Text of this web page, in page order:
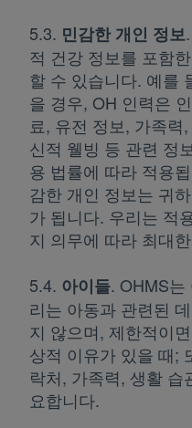
5.3. 민감한 개인 정보
적 건강 정보를 포함
할 수 있습니다. 예를
을 경우, OH 인력은
료, 유전 정보, 가족력
신적 웰빙 등 관련 정
용 법률에 따라 적용
감한 개인 정보는 귀
가 됩니다. 우리는 적
지 의무에 따라 최대
5.4. 아이들. OHMS는
리는 아동과 관련된
지 않으며, 제한적이
상적 이유가 있을 때;
락처, 가족력, 생활 습
요합니다.